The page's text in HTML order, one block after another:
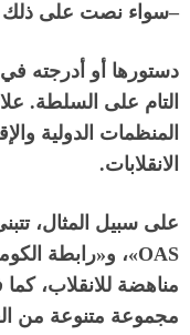
–سواء نصت على
دستورها أو أدرجته
التام على السلطة.
المنظمات الدولية
الانقلابات.
على سبيل المثال،
OAS» ، و«رابطة
مناهضة للانقلاب،
مجموعة متنوعة من